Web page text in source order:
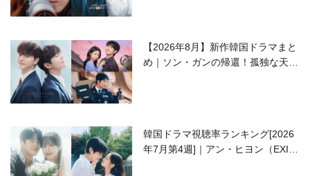
【2026年8月】新作韓国ドラマまと
め｜ソン・ガンの帰還！孤独な天才
韓国ドラマ視聴率ランキング[2026
年7月第4週]｜アン・ヒヨン（EXID